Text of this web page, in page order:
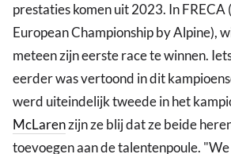
prestaties komen uit 2023. In FRECA
European Championship by Alpine),
meteen zijn eerste race te winnen.
eerder was vertoond in dit
werd uiteindelijk tweede in het
McLarenzijn ze blij dat ze beide
toevoegen aan de talentenpoule.